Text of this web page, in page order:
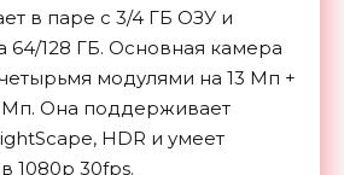
в паре с 3/4 ГБ ОЗУ и
64/128 ГБ. Основная камера
модулями на 13 Мп +
Она поддерживает
HDR и умеет
1080p 30fps.